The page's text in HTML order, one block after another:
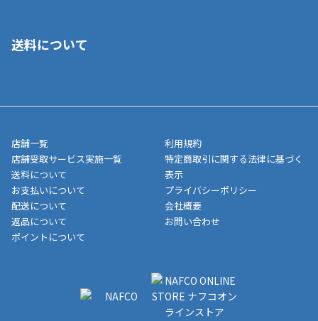
■代金引換(代引)※手数料がかかります
■商品によっては一部決済方法が使用できない場合がございま
す。
ご注文が確認出来次第、1～4営業日に発送いたします。「お取り
業日にてお引渡しとなります。(離島などの場合、例外もあります)
メーカー直送品など一部商品については、その他商品との購入に
制限がかかる場合がございます。また発送日についても、通常と
異なる場合がございます。対象商品の説明ページをご確認くださ
い。
■店舗受取をご選択いただいた場合
ご注文が確認出来次第、お受取される店舗在庫を使用してご準備
をさせていただきます。店舗に在庫がない場合は店舗よりお取り
いただく場合がございます。店舗準備でのお渡しとなる為、商品
のみの受け渡しとなります。（箱や納品書は付属しておりませ
ん）店舗で準備が出来次第、メールにてご連絡させていただきま
送料について
店舗一覧
店舗受取サービス実施一覧
送料について
お支払いについて
配送について
返品について
ポイントについて
利用規約
特定商取引に関する法律に基づく
表示
プライバシーポリシー
会社概要
お問い合わせ